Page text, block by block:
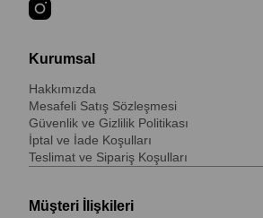
Kurumsal
Hakkımızda
Mesafeli Satış Sözleşmesi
Güvenlik ve Gizlilik Politikası
İptal ve İade Koşulları
Teslimat ve Sipariş Koşulları
Müşteri İlişkileri